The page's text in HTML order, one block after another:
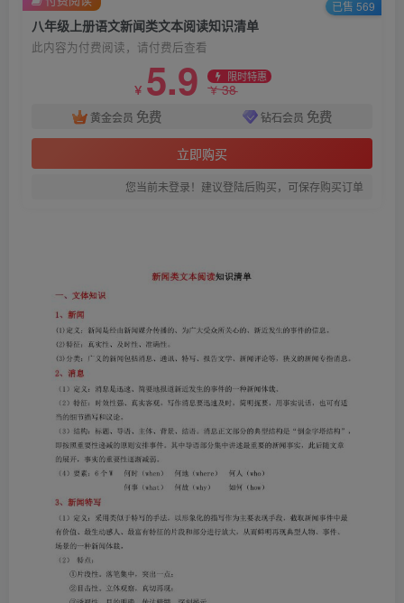
八年级上册语文新闻类文本阅读知识清单
此内容为付费阅读，请付费后查看
￥ 5.9 限时特惠
￥38
黄金会员 免费 钻石会员 免费
立即购买
您当前未登录！建议登陆后购买，可保存购买订单
已售 569